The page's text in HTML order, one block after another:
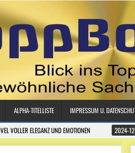
ALPHA-TITELLISTE IMPRESSUM U.
VOLLER ELEGANZ UND EMOTIONEN 2024-